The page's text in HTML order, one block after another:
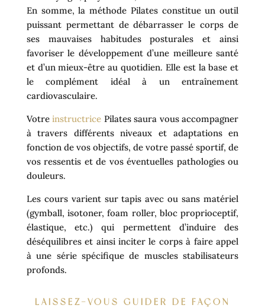
En somme, la méthode Pilates constitue un outil
puissant permettant de débarrasser le corps de
ses mauvaises habitudes posturales et ainsi
favoriser le développement d’une meilleure santé
et d’un mieux-être au quotidien. Elle est la base et
le complément idéal à un entraînement
cardiovasculaire.
Votreinstructrice Pilates saura vous accompagner
à travers différents niveaux et adaptations en
fonction de vos objectifs, de votre passé sportif, de
vos ressentis et de vos éventuelles pathologies ou
douleurs.
Les cours varient sur tapis avec ou sans matériel
(gymball, isotoner, foam roller, bloc proprioceptif,
élastique, etc.) qui permettent d’induire des
déséquilibres et ainsi inciter le corps à faire appel
à une série spécifique de muscles stabilisateurs
profonds.
LAISSEZ-VOUS GUIDER DE FAÇON